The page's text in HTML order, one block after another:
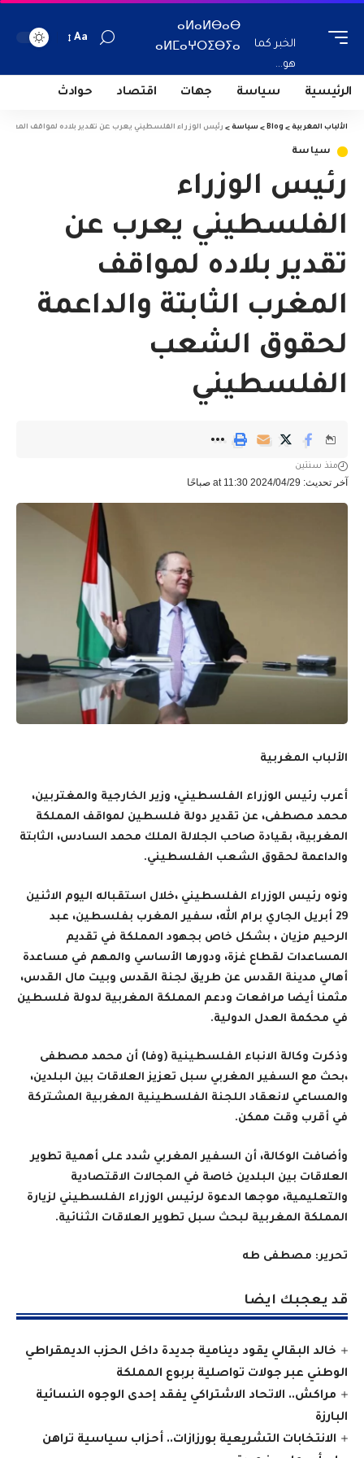
الخبر كما
هو...
ⴰⵍⴰⵍⴱⴰⴱ
ⴰⵍⵎⴰⵖⵔⵉⴱⵢⴰ
Aa
الرئيسية سياسة جهات اقتصاد حوادث
الألباب المغربية >
Blog
> سياسة > رئيس الوزراء الفلسطيني يعرب عن تقدير بلاده لمواقف
سياسة
رئيس الوزراء
الفلسطيني يعرب عن
تقدير بلاده لمواقف
المغرب الثابتة والداعمة
لحقوق الشعب
الفلسطيني
آخر تحديث: 2024/04/29 at 11:30 صباحًا
منذ سنتين
الألباب المغربية
أعرب رئيس الوزراء الفلسطيني، وزير الخارجية والمغتربين،
محمد مصطفى، عن تقدير دولة فلسطين لمواقف المملكة
المغربية، بقيادة صاحب الجلالة الملك محمد السادس، الثابتة
والداعمة لحقوق الشعب الفلسطيني.
ونوه رئيس الوزراء الفلسطيني ،خلال استقباله اليوم الاثنين
29 أبريل الجاري برام الله، سفير المغرب بفلسطين، عبد
الرحيم مزيان ، بشكل خاص بجهود المملكة في تقديم
المساعدات لقطاع غزة، ودورها الأساسي والمهم في مساعدة
أهالي مدينة القدس عن طريق لجنة القدس وبيت مال القدس،
مثمنا أيضا مرافعات ودعم المملكة المغربية لدولة فلسطين
في محكمة العدل الدولية.
وذكرت وكالة الانباء الفلسطينية (وفا) أن محمد مصطفى
،بحث مع السفير المغربي سبل تعزيز العلاقات بين البلدين،
والمساعي لانعقاد اللجنة الفلسطينية المغربية المشتركة
في أقرب وقت ممكن.
وأضافت الوكالة، أن السفير المغربي شدد على أهمية تطوير
العلاقات بين البلدين خاصة في المجالات الاقتصادية
والتعليمية، موجها الدعوة لرئيس الوزراء الفلسطيني لزيارة
المملكة المغربية لبحث سبل تطوير العلاقات الثنائية.
تحرير: مصطفى طه
قد يعجبك ايضا
خالد البقالي يقود دينامية جديدة داخل الحزب الديمقراطي
الوطني عبر جولات تواصلية بربوع المملكة
مراكش.. الاتحاد الاشتراكي يفقد إحدى الوجوه النسائية
البارزة
الانتخابات التشريعية بورزازات.. أحزاب سياسية تراهن